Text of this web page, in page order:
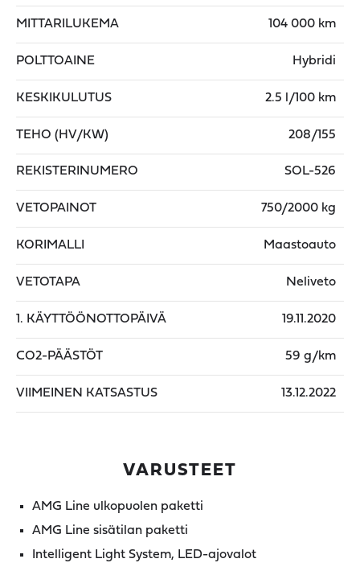
MITTARILUKEMA 104 000 km
POLTTOAINE Hybridi
KESKIKULUTUS 2.5 l/100 km
TEHO (HV/KW) 208/155
REKISTERINUMERO SOL-526
VETOPAINOT 750/2000 kg
KORIMALLI Maastoauto
VETOTAPA Neliveto
1. KÄYTTÖÖNOTTOPÄIVÄ 19.11.2020
CO2-PÄÄSTÖT 59 g/km
VIIMEINEN KATSASTUS 13.12.2022
VARUSTEET
AMG Line ulkopuolen paketti
AMG Line sisätilan paketti
Intelligent Light System, LED-ajovalot